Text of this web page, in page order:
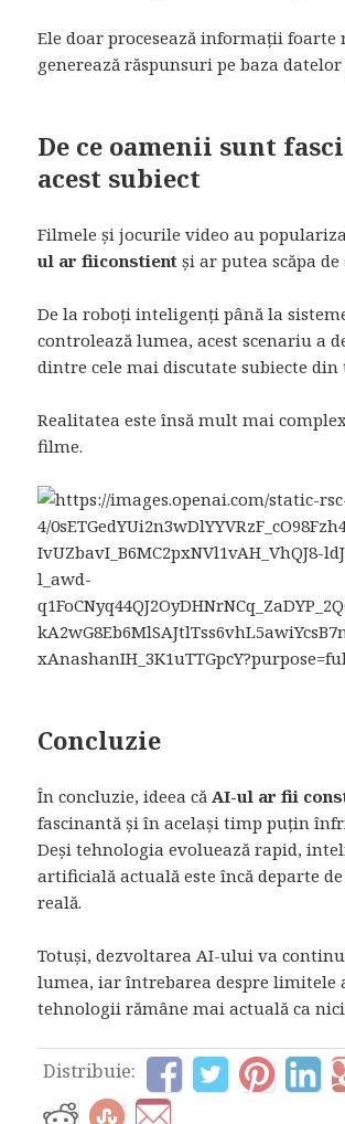
Ele doar procesează informații foarte
generează răspunsuri pe baza
De ce oamenii sunt
acest subiect
Filmele și jocurile video au
ul ar fiiconstient și ar putea scăpa
De la roboți inteligenți până la
controlează lumea, acest scenariu a
dintre cele mai discutate subiecte din
Realitatea este însă mult mai
filme.
Concluzie
În concluzie, ideea că AI-ul ar fii
fascinantă și în același timp puțin
Deși tehnologia evoluează rapid,
artificială actuală este încă departe
reală.
Totuși, dezvoltarea AI-ului va
lumea, iar întrebarea despre limitele
tehnologii rămâne mai actuală ca
Distribuie: